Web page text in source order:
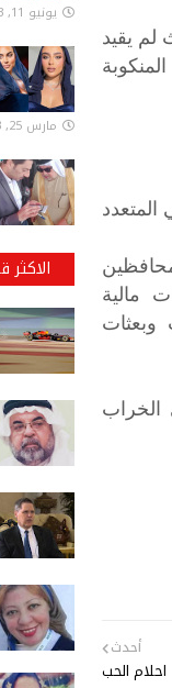
يقيد
مالية
وبعثات
أحدث
احلام الحب
يونيو 11, 2023
مارس 25, 2023
الاكثر